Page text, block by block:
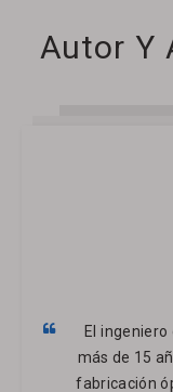
Autor Y
El
más de 15
fabricación